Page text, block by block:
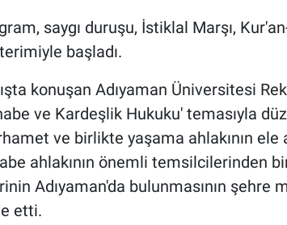
saygı duruşu, İstiklal Marşı,
başladı.
konuşan Adıyaman Üniversitesi
ve Kardeşlik Hukuku' temasıyla
ve birlikte yaşama ahlakının ele
ahlakının önemli temsilcilerinden
Adıyaman'da bulunmasının
etti.